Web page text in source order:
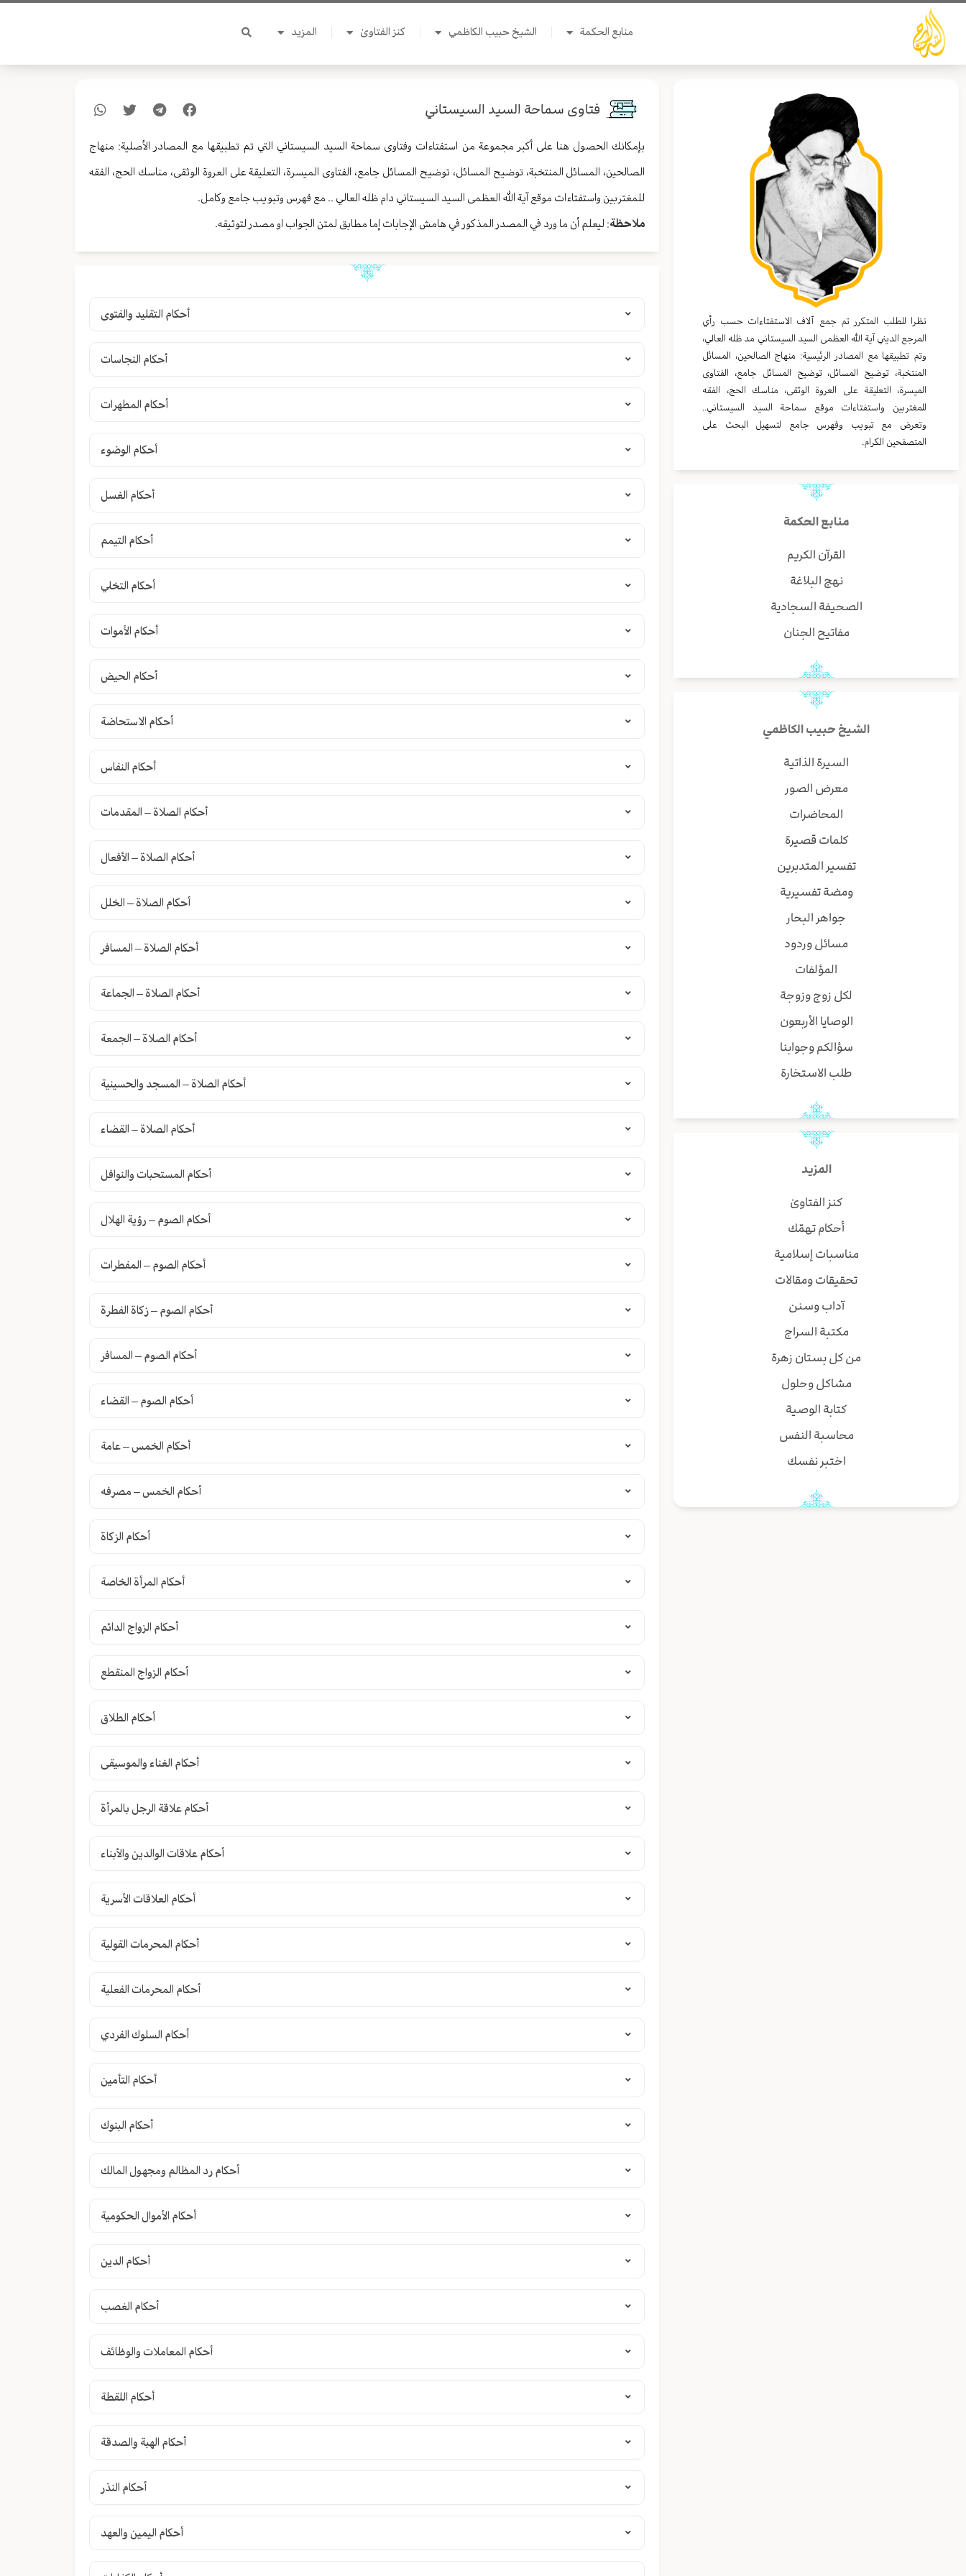
تخطي
المحتوى
منابع الحكمة الشيخ حبيب الكاظمي كنز الفتاوىٰ المزيد
نظرا للطلب المتكرر تم جمع آلاف الاستفتاءات حسب رأي
المرجع الديني آية الله العظمى السيد السيستاني مد ظله العالي،
وتم تطبيقها مع المصادر الرئيسية: منهاج الصالحين، المسائل
المنتخبة، توضيح المسائل، توضيح المسائل جامع، الفتاوى
الميسرة، التعليقة على العروة الوثقى، مناسك الحج، الفقه
للمغتربين واستفتاءات موقع سماحة السيد السيستاني..
وتعرض مع تبويب وفهرس جامع لتسهيل البحث على
المتصفحين الكرام.
منابع الحكمة
القرآن الكريم
نهج البلاغة
الصحيفة السجادية
مفاتيح الجنان
الشيخ حبيب الكاظمي
السيرة الذاتية
معرض الصور
المحاضرات
كلمات قصيرة
تفسير المتدبرين
ومضة تفسيرية
جواهر البحار
مسائل وردود
المؤلفات
لكل زوج وزوجة
الوصايا الأربعون
سؤالكم وجوابنا
طلب الاستخارة
المزيد
كنز الفتاوىٰ
أحكام تهمّك
مناسبات إسلامية
تحقيقات ومقالات
آداب وسنن
مكتبة السراج
من كل بستان زهرة
مشاكل وحلول
كتابة الوصية
محاسبة النفس
اختبر نفسك
فتاوى سماحة السيد السيستاني
بإمكانك الحصول هنا على أكبر مجموعة من استفتاءات وفتاوى سماحة السيد السيستاني التي تم تطبيقها مع المصادر الأصلية: منهاج
الصالحين، المسائل المنتخبة، توضيح المسائل، توضيح المسائل جامع، الفتاوى الميسرة، التعليقة على العروة الوثقى، مناسك الحج، الفقه
للمغتربين واستفتاءات موقع آية الله العظمى السيد السيستاني دام ظله العالي .. مع فهرس وتبويب جامع وكامل.
ملاحظة: ليعلم أن ما ورد في المصدر المذكور في هامش الإجابات إما مطابق لمتن الجواب او مصدر لتوثيقه.
أحكام التقليد والفتوى
أحكام النجاسات
أحكام المطهرات
أحكام الوضوء
أحكام الغسل
أحكام التيمم
أحكام التخلي
أحكام الأموات
أحكام الحيض
أحكام الاستحاضة
أحكام النفاس
أحكام الصلاة – المقدمات
أحكام الصلاة – الأفعال
أحكام الصلاة – الخلل
أحكام الصلاة – المسافر
أحكام الصلاة – الجماعة
أحكام الصلاة – الجمعة
أحكام الصلاة – المسجد والحسينية
أحكام الصلاة – القضاء
أحكام المستحبات والنوافل
أحكام الصوم – رؤية الهلال
أحكام الصوم – المفطرات
أحكام الصوم – زكاة الفطرة
أحكام الصوم – المسافر
أحكام الصوم – القضاء
أحكام الخمس – عامة
أحكام الخمس – مصرفه
أحكام الزكاة
أحكام المرأة الخاصة
أحكام الزواج الدائم
أحكام الزواج المنقطع
أحكام الطلاق
أحكام الغناء والموسيقى
أحكام علاقة الرجل بالمرأة
أحكام علاقات الوالدين والأبناء
أحكام العلاقات الأسرية
أحكام المحرمات القولية
أحكام المحرمات الفعلية
أحكام السلوك الفردي
أحكام التأمين
أحكام البنوك
أحكام رد المظالم ومجهول المالك
أحكام الأموال الحكومية
أحكام الدين
أحكام الغصب
أحكام المعاملات والوظائف
أحكام اللقطة
أحكام الهبة والصدقة
أحكام النذر
أحكام اليمين والعهد